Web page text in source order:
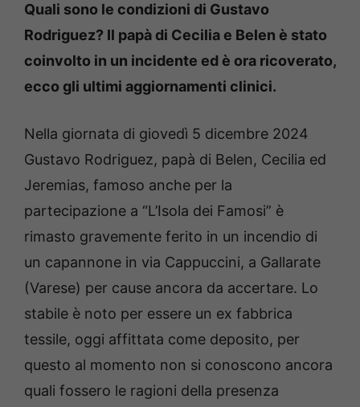
Quali sono le condizioni di Gustavo
Rodriguez? Il papà di Cecilia e Belen è stato
coinvolto in un incidente ed è ora ricoverato,
ecco gli ultimi aggiornamenti clinici.
Nella giornata di giovedì 5 dicembre 2024
Gustavo Rodriguez, papà di Belen, Cecilia ed
Jeremias, famoso anche per la
partecipazione a “L’Isola dei Famosi” è
rimasto gravemente ferito in un incendio di
un capannone in via Cappuccini, a Gallarate
(Varese) per cause ancora da accertare. Lo
stabile è noto per essere un ex fabbrica
tessile, oggi affittata come deposito, per
questo al momento non si conoscono ancora
quali fossero le ragioni della presenza